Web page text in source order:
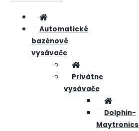
Automatické
bazénové
vysávače
Privátne
vysávače
Dolphin-
Maytronics